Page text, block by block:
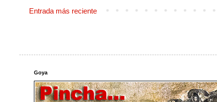
Entrada más reciente
Goya